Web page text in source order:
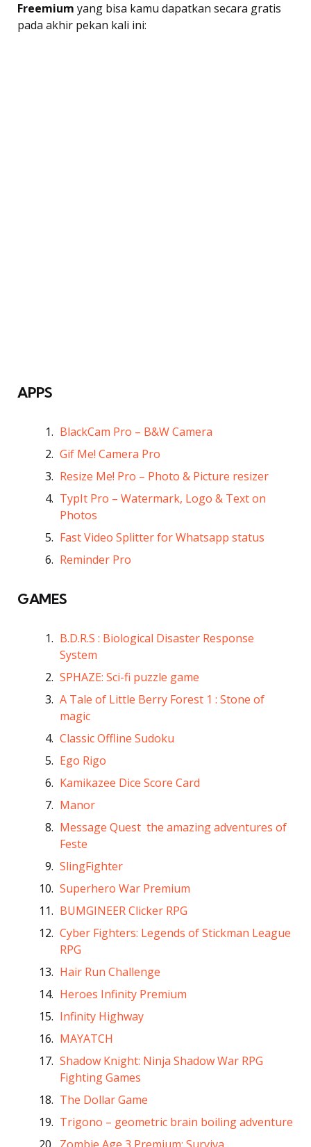
Freemium  yang bisa kamu dapatkan secara gratis
pada akhir pekan kali ini:
APPS
BlackCam Pro – B&W Camera
Gif Me! Camera Pro
Resize Me! Pro – Photo & Picture resizer
TypIt Pro – Watermark, Logo & Text on
Photos
Fast Video Splitter for Whatsapp status
Reminder Pro
GAMES
B.D.R.S : Biological Disaster Response
System
SPHAZE: Sci-fi puzzle game
A Tale of Little Berry Forest 1 : Stone of
magic
Classic Offline Sudoku
Ego Rigo
Kamikazee Dice Score Card
Manor
Message Quest  the amazing adventures of
Feste
SlingFighter
Superhero War Premium
BUMGINEER Clicker RPG
Cyber Fighters: Legends of Stickman League
RPG
Hair Run Challenge
Heroes Infinity Premium
Infinity Highway
MAYATCH
Shadow Knight: Ninja Shadow War RPG
Fighting Games
The Dollar Game
Trigono – geometric brain boiling adventure